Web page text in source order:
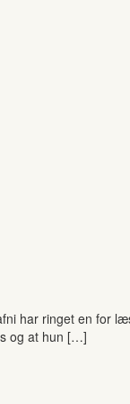
har ringet en for
og at hun […]